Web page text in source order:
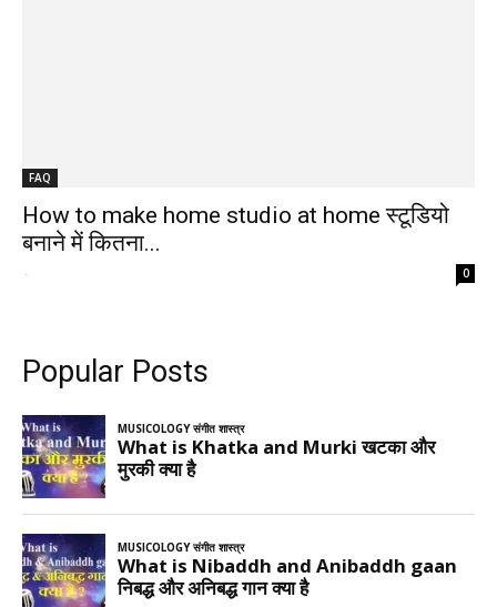
FAQ
How to make home studio at home स्टूडियो
बनाने में कितना...
- 0
Popular Posts